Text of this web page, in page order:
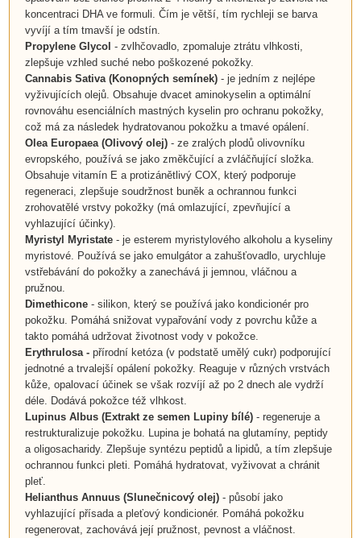
koncentraci DHA ve formuli. Čím je větší, tím rychleji se barva
vyvíjí a tím tmavší je odstín.
Propylene Glycol - zvlhčovadlo, zpomaluje ztrátu vlhkosti,
zlepšuje vzhled suché nebo poškozené pokožky.
Cannabis Sativa(Konopných semínek)- je jedním z nejlépe
vyživujících olejů. Obsahuje dvacet aminokyselin a optimální
rovnováhu esenciálních mastných kyselin pro ochranu pokožky,
což má za následek hydratovanou pokožku a tmavé opálení.
Olea Europaea(Olivový olej) - ze zralých plodů olivovníku
evropského, používá se jako změkčující a zvláčňující složka.
Obsahuje vitamín E a protizánětlivý COX, který podporuje
regeneraci, zlepšuje soudržnost buněk a ochrannou funkci
zrohovatělé vrstvy pokožky (má omlazující, zpevňující a
vyhlazující účinky).
Myristyl Myristate- je esterem myristylového alkoholu a kyseliny
myristové. Používá se jako emulgátor a zahušťovadlo, urychluje
vstřebávání do pokožky a zanechává ji jemnou, vláčnou a
pružnou.
Dimethicone- silikon, který se používá jako kondicionér pro
pokožku. Pomáhá snižovat vypařování vody z povrchu kůže a
takto pomáhá udržovat životnost vody v pokožce.
Erythrulosa - přírodní ketóza (v podstatě umělý cukr) podporující
jednotné a trvalejší opálení pokožky. Reaguje v různých vrstvách
kůže, opalovací účinek se však rozvíjí až po 2 dnech ale vydrží
déle. Dodává pokožce též vlhkost.
Lupinus Albus(Extrakt ze semen Lupiny bílé)- regeneruje a
restrukturalizuje pokožku. Lupina je bohatá na glutamíny, peptidy
a oligosacharidy. Zlepšuje syntézu peptidů a lipidů, a tím zlepšuje
ochrannou funkci pleti. Pomáhá hydratovat, vyživovat a chránit
pleť.
Helianthus Annuus(Slunečnicový olej)- působí jako
vyhlazující přísada a pleťový kondicionér. Pomáhá pokožku
regenerovat, zachovává její pružnost, pevnost a vláčnost.